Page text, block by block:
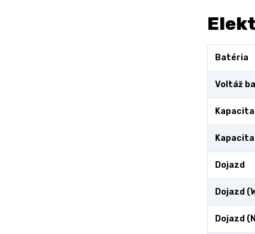
Batéria
Voltáž
Dojazd
Dojazd
Dojazd